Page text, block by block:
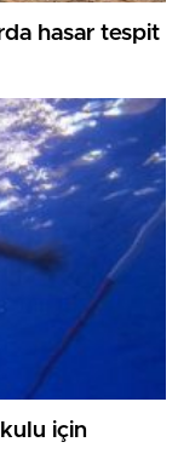
hasar tespit
için